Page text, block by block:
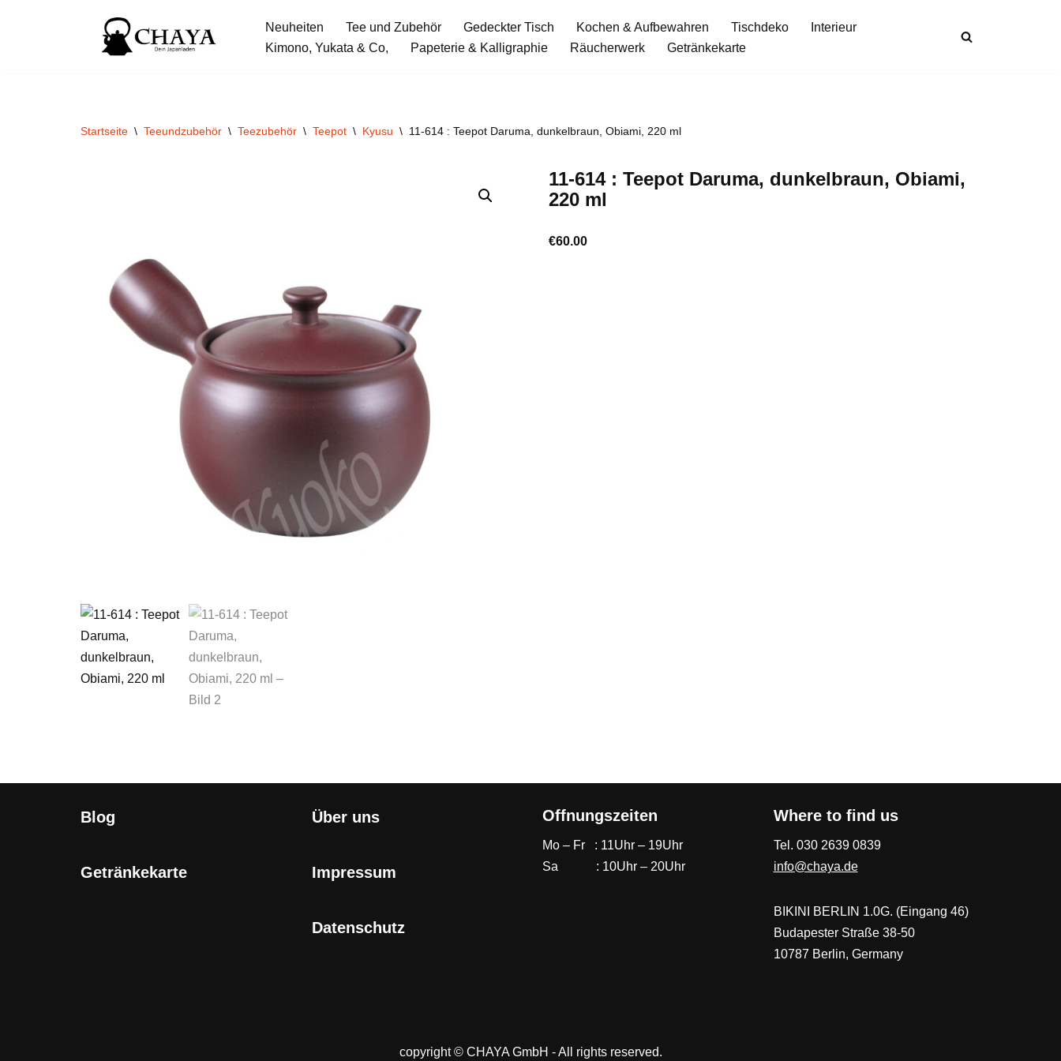
Neuheiten Tee und Zubehör Gedeckter Tisch Kochen & Aufbewahren Tischdeko
Interieur
Kimono, Yukata & Co,
Papeterie & Kalligraphie Räucherwerk Getränkekarte
Startseite \ Teeundzubehör \ Teezubehör \ Teepot \ Kyusu \ 11-614 : Teepot Daruma, dunkelbraun, Obiami, 220 ml
11-614 : Teepot Daruma, dunkelbraun, Obiami,
220 ml
€60.00
Blog
Getränkekarte
Über uns
Impressum
Datenschutz
Offnungszeiten
Mo – Fr : 11Uhr – 19Uhr
Sa : 10Uhr – 20Uhr
Where to find us
Tel. 030 2639 0839
info@chaya.de
BIKINI BERLIN 1.0G. (Eingang 46)
Budapester Straße 38-50
10787 Berlin, Germany
copyright © CHAYA GmbH - All rights reserved.